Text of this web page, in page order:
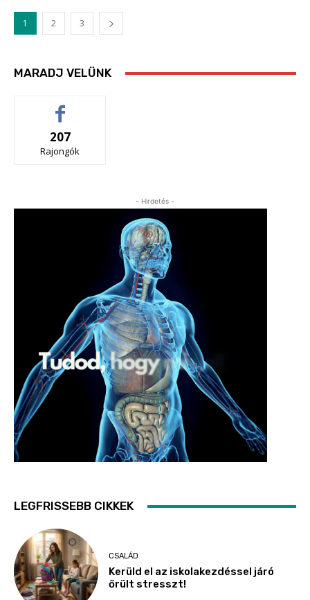
1 2 3
MARADJ VELÜNK
207
Rajongók
- Hirdetés -
LEGFRISSEBB CIKKEK
CSALÁD
Kerüld el az iskolakezdéssel járó
őrült stresszt!